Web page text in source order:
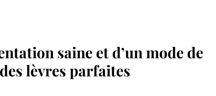
saine et d’un mode de
lèvres parfaites